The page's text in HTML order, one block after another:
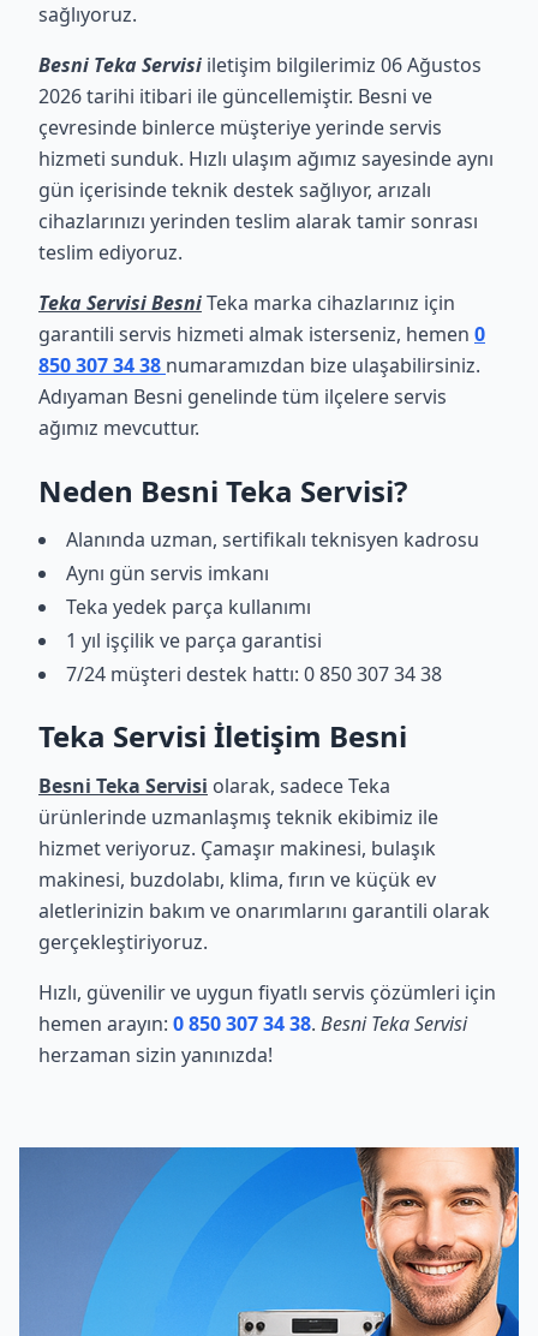
sağlıyoruz.
Besni Teka Servisi iletişim bilgilerimiz 06 Ağustos
2026 tarihi itibari ile güncellemiştir. Besni ve
çevresinde binlerce müşteriye yerinde servis
hizmeti sunduk. Hızlı ulaşım ağımız sayesinde aynı
gün içerisinde teknik destek sağlıyor, arızalı
cihazlarınızı yerinden teslim alarak tamir sonrası
teslim ediyoruz.
Teka Servisi BesniTeka marka cihazlarınız için
garantili servis hizmeti almak isterseniz, hemen 0
850 307 34 38 numaramızdan bize ulaşabilirsiniz.
Adıyaman Besni genelinde tüm ilçelere servis
ağımız mevcuttur.
Neden Besni Teka Servisi?
Alanında uzman, sertifikalı teknisyen kadrosu
Aynı gün servis imkanı
Teka yedek parça kullanımı
1 yıl işçilik ve parça garantisi
7/24 müşteri destek hattı: 0 850 307 34 38
Teka Servisi İletişim Besni
Besni Teka Servisi olarak, sadece Teka
ürünlerinde uzmanlaşmış teknik ekibimiz ile
hizmet veriyoruz. Çamaşır makinesi, bulaşık
makinesi, buzdolabı, klima, fırın ve küçük ev
aletlerinizin bakım ve onarımlarını garantili olarak
gerçekleştiriyoruz.
Hızlı, güvenilir ve uygun fiyatlı servis çözümleri için
hemen arayın: 0 850 307 34 38. Besni Teka Servisi
herzaman sizin yanınızda!